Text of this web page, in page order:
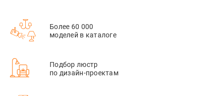
Более 60 000
моделей в каталоге
Подбор люстр
по дизайн-проектам